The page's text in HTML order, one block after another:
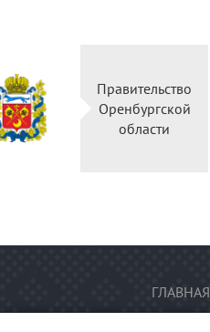
Правительство
Оренбургской
области
ГЛАВНАЯ